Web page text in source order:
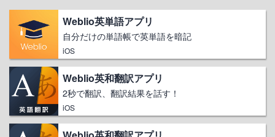
Weblio英単語アプリ
自分だけの単語帳で英単語を暗記
iOS
Weblio英和翻訳アプリ
2秒で翻訳、翻訳結果を話す！
iOS